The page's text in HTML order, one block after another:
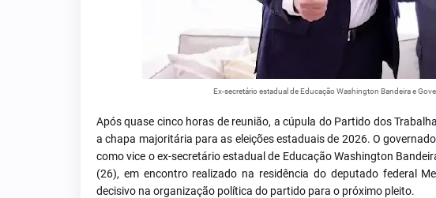
Ex-secretário estadual de Educação Washington Bandeira e
Após quase cinco horas de reunião, a cúpula do Partido dos
a chapa majoritária para as eleições estaduais de 2026. O
como vice o ex-secretário estadual de Educação Washington
(26), em encontro realizado na residência do deputado federal
decisivo na organização política do partido para o próximo pleito.